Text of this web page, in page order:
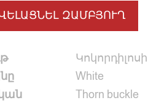
ԶԱՄԲՅՈՒՂ
White
Thorn buckle